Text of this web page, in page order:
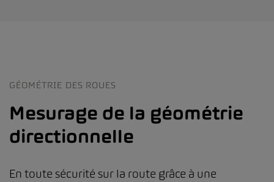
GÉOMÉTRIE DES ROUES
Mesurage de la géométrie
directionnelle
En toute sécurité sur la route grâce à une